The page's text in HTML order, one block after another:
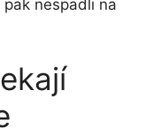
nespadli na